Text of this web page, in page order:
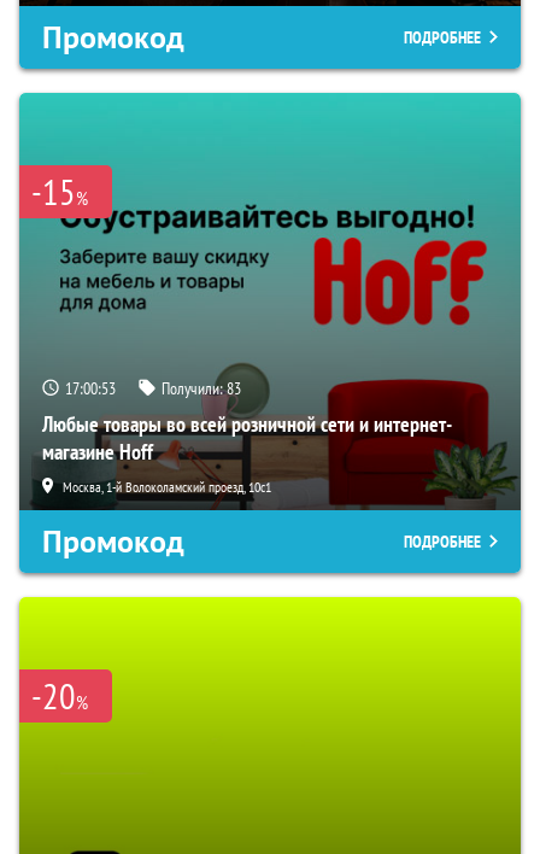
Промокод ПОДРОБНЕЕ
-15%
17:00:52 Получили:83
Любые товары во всей розничной сети и интернет-
магазине Hoff
Москва, 1-й Волоколамский проезд, 10с1
Промокод ПОДРОБНЕЕ
-20%